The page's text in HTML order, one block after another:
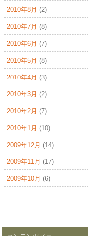
2010年8月 (2)
2010年7月 (8)
2010年6月 (7)
2010年5月 (8)
2010年4月 (3)
2010年3月 (2)
2010年2月 (7)
2010年1月 (10)
2009年12月 (14)
2009年11月 (17)
2009年10月 (6)